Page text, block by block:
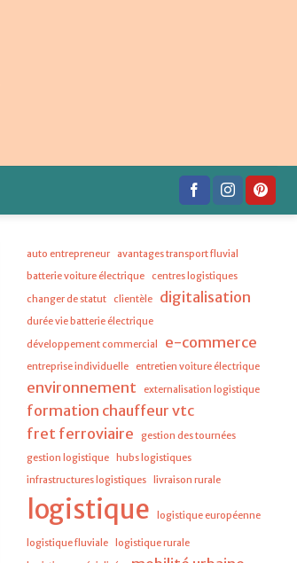
auto entrepreneur
avantages transport fluvial
batterie voiture électrique
centres logistiques
changer de statut
clientèle digitalisation
durée vie batterie électrique
développement commercial
e-commerce
entreprise individuelle entretien voiture électrique
environnement externalisation logistique
formation chauffeur vtc
fret ferroviaire
gestion des tournées
gestion logistique
hubs logistiques
infrastructures logistiques
livraison rurale
logistique logistique européenne
logistique fluviale
logistique rurale